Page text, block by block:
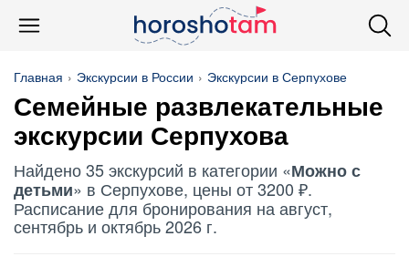
Главная Экскурсии в России Экскурсии в Серпухове
Семейные развлекательные
экскурсии Серпухова
Найдено 35 экскурсий в категории «Можно с
детьми» в Серпухове, цены от 3200 ₽.
Расписание для бронирования на август,
сентябрь и октябрь 2026 г.